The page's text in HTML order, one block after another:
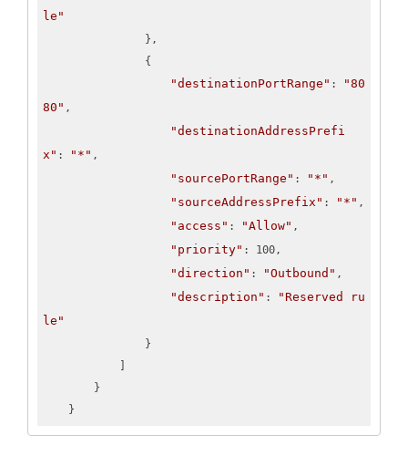
le"
"destinationPortRange" :
"80
80" ,
"destinationAddressPrefi
x" : "*" ,
"sourcePortRange" : "*" ,
"sourceAddressPrefix" : "*" ,
"access" : "Allow" ,
"priority" : 100,
"direction" : "Outbound" ,
"description" :
"Reserved ru
le"
    }